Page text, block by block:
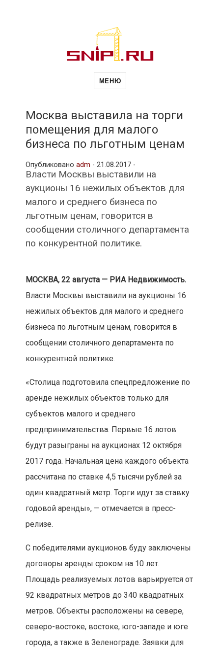
Новости
и
рубрики
МЕНЮ
Москва выставила на торги
помещения для малого
бизнеса по льготным ценам
Опубликовано adm - 21.08.2017 -
Власти Москвы выставили на
аукционы 16 нежилых объектов для
малого и среднего бизнеса по
льготным ценам, говорится в
сообщении столичного департамента
по конкурентной политике.
МОСКВА, 22 августа — РИА Недвижимость.
Власти Москвы выставили на аукционы 16
нежилых объектов для малого и среднего
бизнеса по льготным ценам, говорится в
сообщении столичного департамента по
конкурентной политике.
«Столица подготовила спецпредложение по
аренде нежилых объектов только для
субъектов малого и среднего
предпринимательства. Первые 16 лотов
будут разыграны на аукционах 12 октября
2017 года. Начальная цена каждого объекта
рассчитана по ставке 4,5 тысячи рублей за
один квадратный метр. Торги идут за ставку
годовой аренды», — отмечается в пресс-
релизе.
С победителями аукционов буду заключены
договоры аренды сроком на 10 лет.
Площадь реализуемых лотов варьируется от
92 квадратных метров до 340 квадратных
метров. Объекты расположены на севере,
северо-востоке, востоке, юго-западе и юге
города, а также в Зеленограде. Заявки для